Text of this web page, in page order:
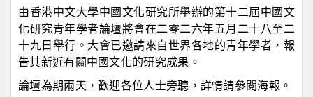
由香港中文大學中國文化研究所舉辦的第十二屆中國文
化研究青年學者論壇將會在二零二六年五月二十八至二
十九日舉行。大會已邀請來自世界各地的青年學者，報
告其新近有關中國文化的研究成果。
論壇為期兩天，歡迎各位人士旁聽，詳情請參閱海報。